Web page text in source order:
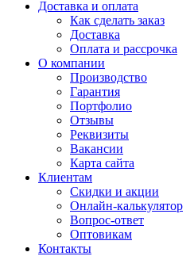
Доставка и оплата
Как сделать заказ
Доставка
Оплата и рассрочка
О компании
Производство
Гарантия
Портфолио
Отзывы
Реквизиты
Вакансии
Карта сайта
Клиентам
Скидки и акции
Онлайн-калькулятор
Вопрос-ответ
Оптовикам
Контакты